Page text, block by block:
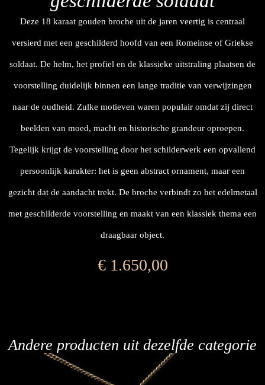
Deze 18 karaat gouden broche uit de jaren veertig is centraal
versierd met een geschilderd hoofd van een Romeinse of Griekse
soldaat. De helm, het profiel en de klassieke uitstraling plaatsen de
voorstelling duidelijk binnen een lange traditie van verwijzingen
naar de oudheid. Zulke motieven waren populair omdat zij direct
beelden van moed, macht en historische grandeur oproepen.
Tegelijk krijgt de voorstelling door het schilderwerk een opvallend
persoonlijk karakter: het is geen abstract ornament, maar een
gezicht dat de aandacht trekt. De broche verbindt zo het edelmetaal
met geschilderde voorstelling en maakt van een klassiek thema een
draagbaar object.
€1.650,00
Andere producten uit dezelfde categorie